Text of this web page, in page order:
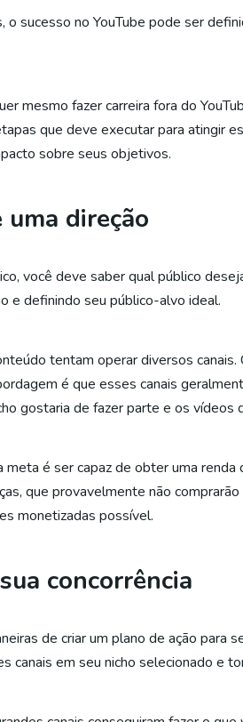
o sucesso no YouTube pode ser
mesmo fazer carreira fora do
que deve executar para atingir
sobre seus objetivos.
uma direção
você deve saber qual público
e definindo seu público-alvo ideal.
tentam operar diversos
é que esses canais
gostaria de fazer parte e os vídeos
é ser capaz de obter uma
que provavelmente não
monetizadas possível.
concorrência
de criar um plano de ação para
canais em seu nicho selecionado e